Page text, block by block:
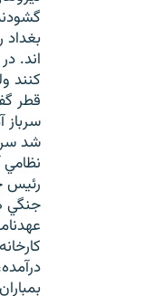
اند.
كنند
قطر
شد
رئيس
جنگي